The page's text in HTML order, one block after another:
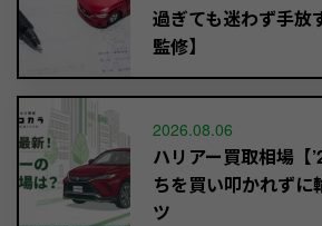
過ぎても迷わず手放
監修】
2026.08.06
ハリアー買取相場【
ちを買い叩かれずに
ツ